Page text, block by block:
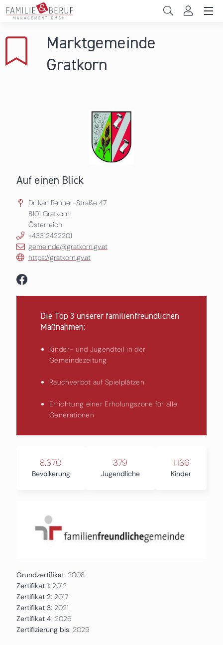
Direkt zum Inhalt
Gemeinden
Marktgemeinde
Gratkorn
Auf einen Blick
Dr. Karl Renner-Straße 47
8101 Gratkorn
Österreich
+43312422201
gemeinde@gratkorn.gv.at
https://gratkorn.gv.at
Die Top 3 unserer familienfreundlichen
Maßnahmen:
Kinder- und Jugendteil in der
Gemeindezeitung
Rauchverbot auf Spielplätzen
Errichtung einer Erholungszone für alle
Generationen
8.370
Bevölkerung
379
Jugendliche
1.136
Kinder
Grundzertifikat: 2008
Zertifikat 1: 2012
Zertifikat 2: 2017
Zertifikat 3: 2021
Zertifikat 4: 2026
Zertifizierung bis: 2029